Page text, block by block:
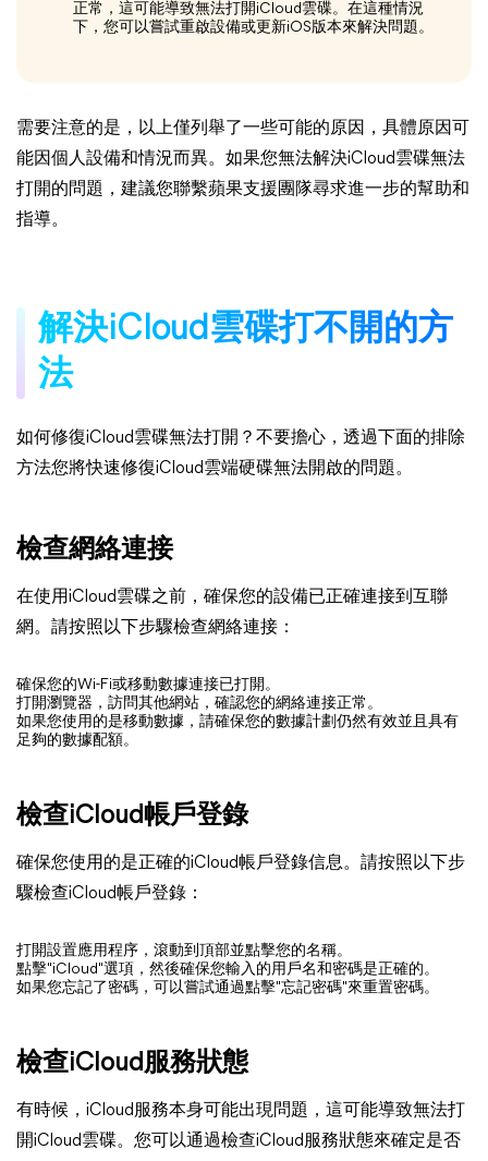
正常，這可能導致無法打開iCloud雲碟。在這種情況
下，您可以嘗試重啟設備或更新iOS版本來解決問題。
需要注意的是，以上僅列舉了一些可能的原因，具體原因可
能因個人設備和情況而異。如果您無法解決iCloud雲碟無法
打開的問題，建議您聯繫蘋果支援團隊尋求進一步的幫助和
指導。
解決iCloud雲碟打不開的方
法
如何修復iCloud雲碟無法打開？不要擔心，透過下面的排除
方法您將快速修復iCloud雲端硬碟無法開啟的問題。
檢查網絡連接
在使用iCloud雲碟之前，確保您的設備已正確連接到互聯
網。請按照以下步驟檢查網絡連接：
確保您的Wi-Fi或移動數據連接已打開。
打開瀏覽器，訪問其他網站，確認您的網絡連接正常。
如果您使用的是移動數據，請確保您的數據計劃仍然有效並且具有
足夠的數據配額。
檢查iCloud帳戶登錄
確保您使用的是正確的iCloud帳戶登錄信息。請按照以下步
驟檢查iCloud帳戶登錄：
打開設置應用程序，滾動到頂部並點擊您的名稱。
點擊"iCloud"選項，然後確保您輸入的用戶名和密碼是正確的。
如果您忘記了密碼，可以嘗試通過點擊"忘記密碼"來重置密碼。
檢查iCloud服務狀態
有時候，iCloud服務本身可能出現問題，這可能導致無法打
開iCloud雲碟。您可以通過檢查iCloud服務狀態來確定是否